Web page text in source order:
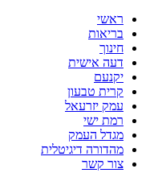
ראשי
בריאות
חינוך
דעה אישית
יקנעם
קרית טבעון
עמק יזרעאל
רמת ישי
מגדל העמק
מהדורה דיגיטלית
צור קשר